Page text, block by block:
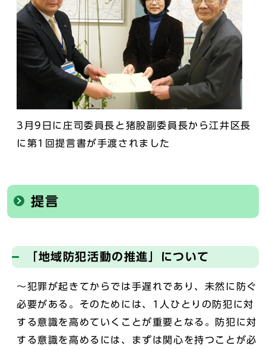
3月9日に庄司委員長と猪股副委員長から江井区長
に第1回提言書が手渡されました
提言
「地域防犯活動の推進」について
～犯罪が起きてからでは手遅れであり、未然に防ぐ
必要がある。そのためには、1人ひとりの防犯に対
する意識を高めていくことが重要となる。防犯に対
する意識を高めるには、まずは関心を持つことが必